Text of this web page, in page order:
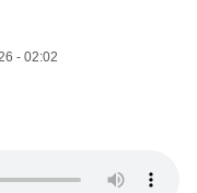
- 02:02